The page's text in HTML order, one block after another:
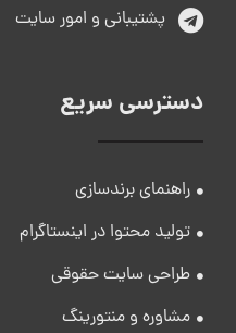
پشتیبانی و امور سایت
دسترسی سریع
راهنمای برندسازی
تولید محتوا در اینستاگرام
طراحی سایت حقوقی
مشاوره و منتورینگ